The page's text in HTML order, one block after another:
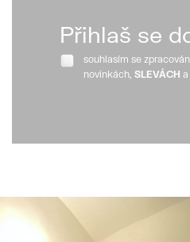
Přihlaš se
souhlasím se
novinkách, SLEVÁCH